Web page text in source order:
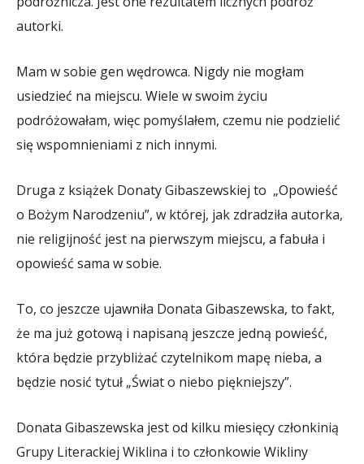
autorki.
Mam w sobie gen wędrowca. Nigdy nie mogłam
usiedzieć na miejscu. Wiele w swoim życiu
podróżowałam, więc pomyślałem, czemu nie podzielić
się wspomnieniami z nich innymi.
Druga z książek Donaty Gibaszewskiej to „Opowieść
o Bożym Narodzeniu”, w której, jak zdradziła autorka,
nie religijność jest na pierwszym miejscu, a fabuła i
opowieść sama w sobie.
To, co jeszcze ujawniła Donata Gibaszewska, to fakt,
że ma już gotową i napisaną jeszcze jedną powieść,
która będzie przybliżać czytelnikom mapę nieba, a
będzie nosić tytuł „Świat o niebo piękniejszy”.
Donata Gibaszewska jest od kilku miesięcy członkinią
Grupy Literackiej Wiklina i to członkowie Wikliny